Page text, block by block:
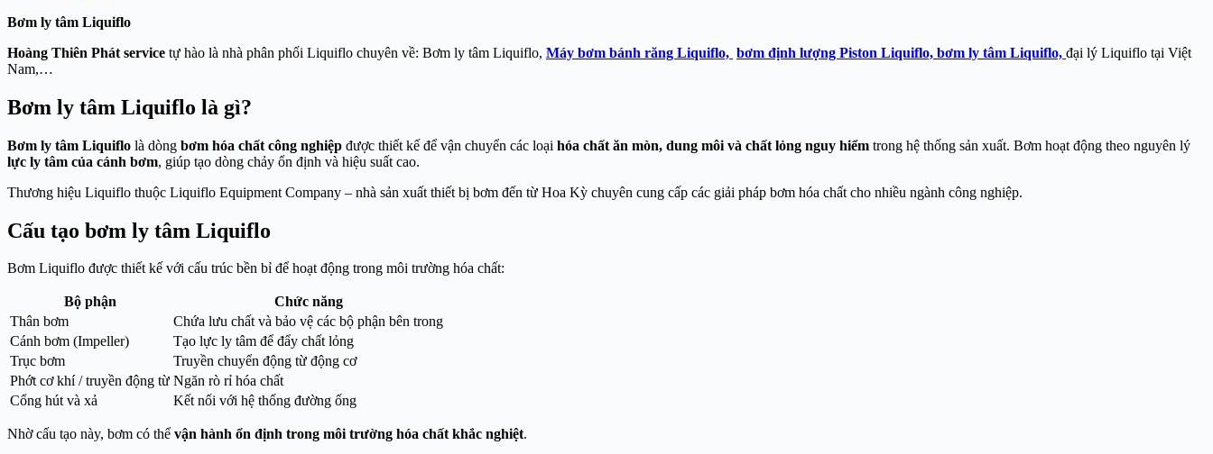
Bơm ly tâm Liquiflo
Hoàng Thiên Phát service tự hào là nhà phân phối Liquiflo chuyên về: Bơm ly tâm Liquiflo, Máy bơm bánh răng Liquiflo, bơm định lượng Piston Liquiflo, bơm ly tâm Liquiflo, đại lý Liquiflo tại Việt
Nam,…
Bơm ly tâm Liquiflo là gì?
Bơm ly tâm Liquiflo là dòng bơm hóa chất công nghiệp được thiết kế để vận chuyển các loại hóa chất ăn mòn, dung môi và chất lỏng nguy hiểm trong hệ thống sản xuất. Bơm hoạt động theo nguyên lý
lực ly tâm của cánh bơm, giúp tạo dòng chảy ổn định và hiệu suất cao.
Thương hiệu Liquiflo thuộc Liquiflo Equipment Company – nhà sản xuất thiết bị bơm đến từ Hoa Kỳ chuyên cung cấp các giải pháp bơm hóa chất cho nhiều ngành công nghiệp.
Cấu tạo bơm ly tâm Liquiflo
Bơm Liquiflo được thiết kế với cấu trúc bền bỉ để hoạt động trong môi trường hóa chất:
Bộ phận
Chức năng
Thân bơm
Chứa lưu chất và bảo vệ các bộ phận bên trong
Cánh bơm (Impeller)
Tạo lực ly tâm để đẩy chất lỏng
Trục bơm
Truyền chuyển động từ động cơ
Phớt cơ khí / truyền động từ Ngăn rò rỉ hóa chất
Cổng hút và xả
Kết nối với hệ thống đường ống
Nhờ cấu tạo này, bơm có thể vận hành ổn định trong môi trường hóa chất khắc nghiệt.